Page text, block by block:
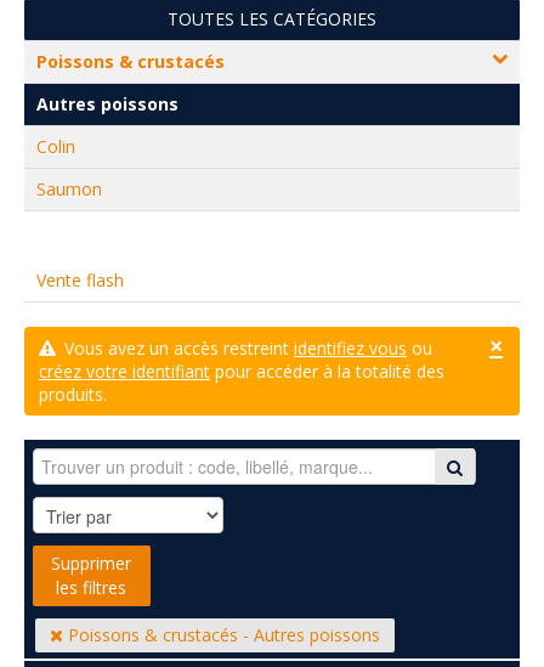
TOUTES LES CATÉGORIES
Poissons & crustacés
Autres poissons
Colin
Saumon
Vente flash
×
Vous avez un accès restreint identifiez vous ou
créez votre identifiant pour accéder à la totalité des
produits.
Supprimer
les filtres
Poissons & crustacés - Autres poissons